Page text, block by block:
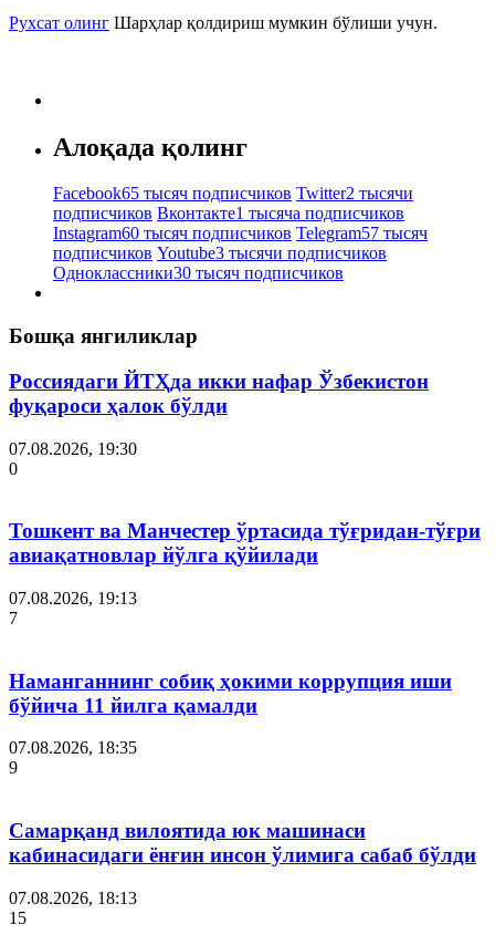
Рухсат олинг Шарҳлар қолдириш мумкин бўлиши учун.
Алоқада қолинг
Facebook65 тысяч подписчиков Twitter2 тысячи
подписчиков Вконтакте1 тысяча подписчиков
Instagram60 тысяч подписчиков Telegram57 тысяч
подписчиков Youtube3 тысячи подписчиков
Одноклассники30 тысяч подписчиков
Бошқа янгиликлар
Россиядаги ЙТҲда икки нафар Ўзбекистон
фуқароси ҳалок бўлди
07.08.2026, 19:30
0
Тошкент ва Манчестер ўртасида тўғридан-тўғри
авиақатновлар йўлга қўйилади
07.08.2026, 19:13
7
Наманганнинг собиқ ҳокими коррупция иши
бўйича 11 йилга қамалди
07.08.2026, 18:35
9
Самарқанд вилоятида юк машинаси
кабинасидаги ёнғин инсон ўлимига сабаб бўлди
07.08.2026, 18:13
15